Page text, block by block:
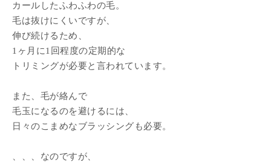
カールしたふわふわの毛。
毛は抜けにくいですが、
伸び続けるため、
1ヶ月に1回程度の定期的な
トリミングが必要と言われています。
また、毛が絡んで
毛玉になるのを避けるには、
日々のこまめなブラッシングも必要。
、、、なのですが、